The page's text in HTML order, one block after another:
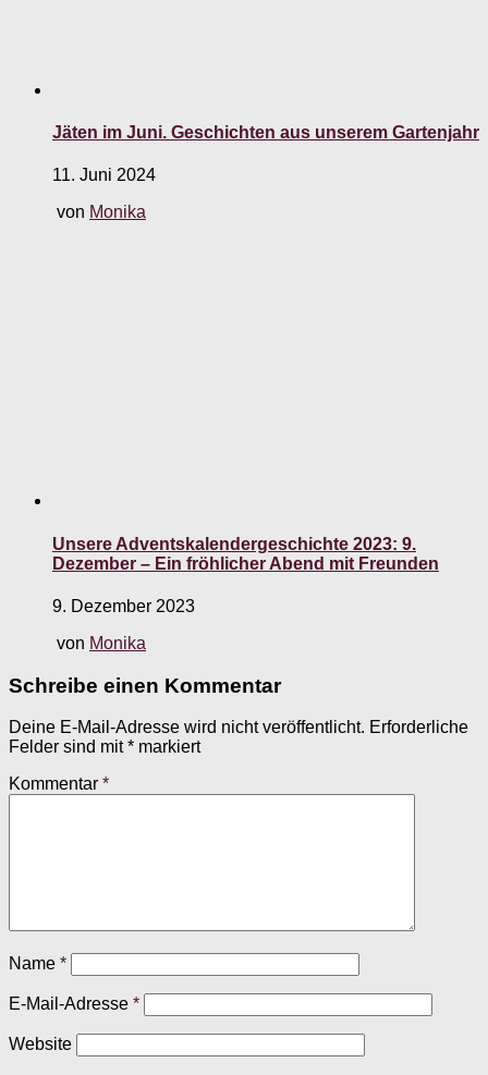
Jäten im Juni. Geschichten aus unserem Gartenjahr
11. Juni 2024
von Monika
Unsere Adventskalendergeschichte 2023: 9.
Dezember – Ein fröhlicher Abend mit Freunden
9. Dezember 2023
von Monika
Schreibe einen Kommentar
Deine E-Mail-Adresse wird nicht veröffentlicht. Erforderliche
Felder sind mit* markiert
Kommentar *
Name *
E-Mail-Adresse *
Website